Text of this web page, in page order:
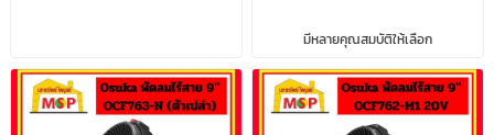
มีหลายคุณสมบัติให้เลือก